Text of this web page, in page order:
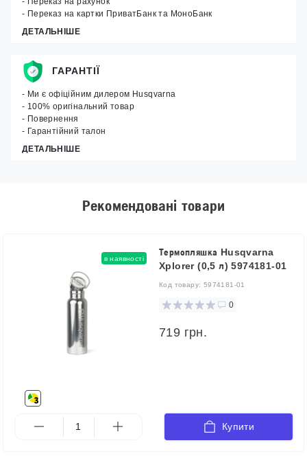
- Переказ на картки ПриватБанк та МоноБанк
ДЕТАЛЬНІШЕ
ГАРАНТІЇ
- Ми є офіційним дилером Husqvarna
- 100% оригінальний товар
- Повернення
- Гарантійний талон
ДЕТАЛЬНІШЕ
Рекомендовані товари
в наявності
Термопляшка Husqvarna
Xplorer (0,5 л) 5974181-01
Код товару: 5974181-01
0
719 грн.
Купити